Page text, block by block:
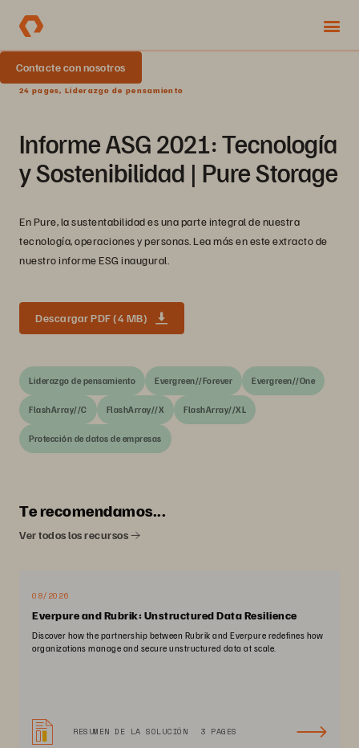
Contacte con nosotros
24 pages, Liderazgo de pensamiento
Informe ASG 2021: Tecnología
y Sostenibilidad | Pure Storage
En Pure, la sustentabilidad es una parte integral de nuestra
tecnología, operaciones y personas. Lea más en este extracto de
nuestro informe ESG inaugural.
Descargar PDF (4 MB)
Liderazgo de pensamiento Evergreen//Forever Evergreen//One
FlashArray//C FlashArray//X FlashArray//XL
Protección de datos de empresas
Te recomendamos...
Ver todos los recursos
08/2026
Everpure and Rubrik: Unstructured Data Resilience
Discover how the partnership between Rubrik and Everpure redefines how
organizations manage and secure unstructured data at scale.
RESUMEN DE LA SOLUCIÓN 3 PAGES